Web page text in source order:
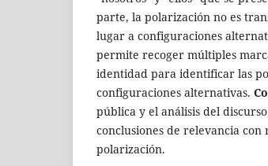
parte, la polarización no es
lugar a configuraciones
permite recoger múltiples
identidad para identificar las
configuraciones alternativas.
pública y el análisis del
conclusiones de relevancia
polarización.